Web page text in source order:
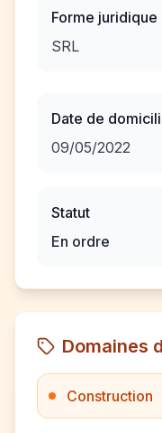
Forme juridique
SRL
Date de
09/05/2022
Statut
En ordre
Domaines
Construction